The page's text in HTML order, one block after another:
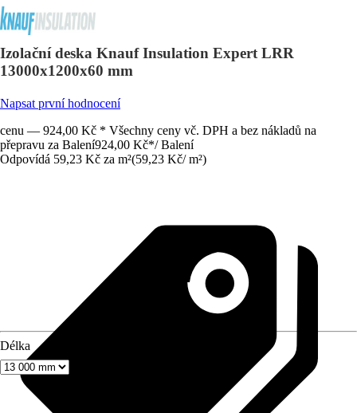
Izolační deska Knauf Insulation Expert LRR
13000x1200x60 mm
Napsat první hodnocení
cenu — 924,00 Kč * Všechny ceny vč. DPH a bez nákladů na
přepravu za Balení924,00 Kč*/ Balení
Odpovídá 59,23 Kč za m²(59,23 Kč/ m²)
Délka